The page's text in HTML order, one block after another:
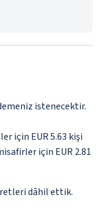
istenecektir.
için EUR 5.63 kişi
için EUR 2.81
dâhil ettik.